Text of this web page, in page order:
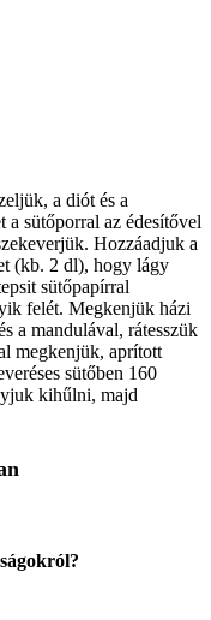
a diót és a
sütőporral az édesítővel
Hozzáadjuk a
(kb. 2 dl), hogy lágy
sütőpapírral
felét. Megkenjük házi
a mandulával, rátesszük
megkenjük, aprított
sütőben 160
kihűlni, majd